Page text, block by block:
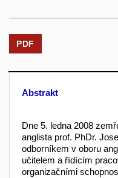
PDF
Abstrakt
Dne 5. ledna 2008
anglista prof. PhDr.
odborníkem v oboru
učitelem a řídícím
organizačními